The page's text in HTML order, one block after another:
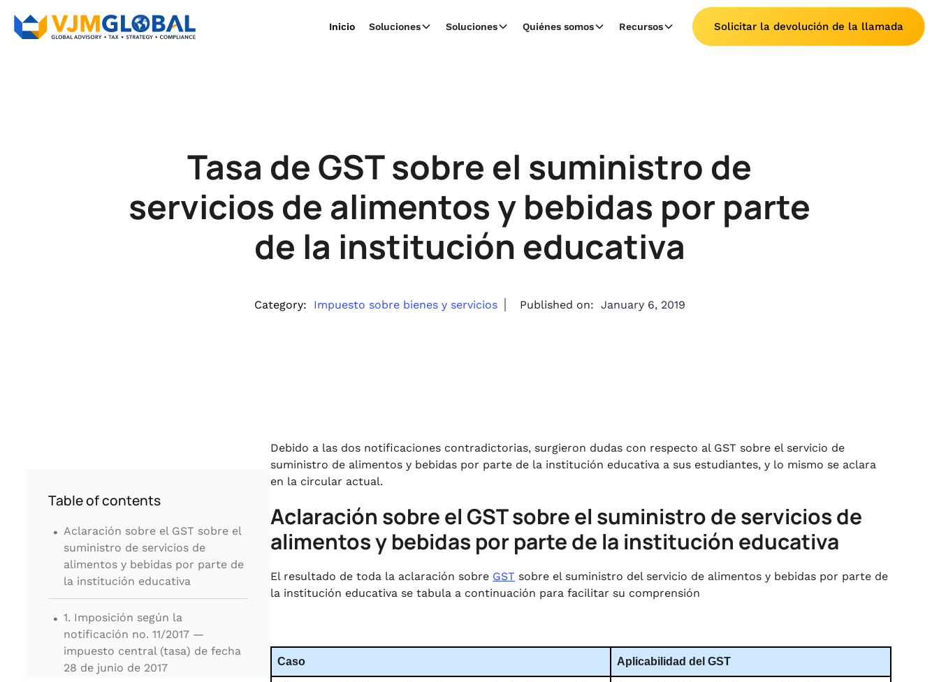
Inicio Soluciones Soluciones Quiénes somos Recursos Solicitar la devolución de la llamada
Tasa de GST sobre el suministro de
servicios de alimentos y bebidas por parte
de la institución educativa
Category: Impuesto sobre bienes y servicios Published on: January 6, 2019
Table of contents
. Aclaración sobre el GST sobre el
suministro de servicios de
alimentos y bebidas por parte de
la institución educativa
. 1. Imposición según la
notificación no. 11/2017 —
impuesto central (tasa) de fecha
28 de junio de 2017
Debido a las dos notificaciones contradictorias, surgieron dudas con respecto al GST sobre el servicio de
suministro de alimentos y bebidas por parte de la institución educativa a sus estudiantes, y lo mismo se aclara
en la circular actual.
Aclaración sobre el GST sobre el suministro de servicios de
alimentos y bebidas por parte de la institución educativa
El resultado de toda la aclaración sobre GST sobre el suministro del servicio de alimentos y bebidas por parte de
la institución educativa se tabula a continuación para facilitar su comprensión
Caso Aplicabilidad del GST